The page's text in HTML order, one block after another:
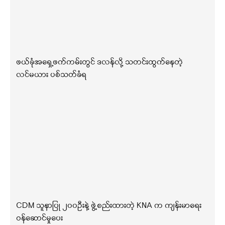
ဖယ်ခုံအရှေ့ဖက်ကမ်းတွင် ဒလန်လို့ သတင်းထွက်နေတဲ့
လင်မယား ပစ်သတ်ခံရ
CDM သူနာပြု ၂၀၀ဦးနဲ့ ဖွဲ့စည်းထားတဲ့ KNA က ကျန်းမာရေး
ဝန်ဆောင်မှုပေး